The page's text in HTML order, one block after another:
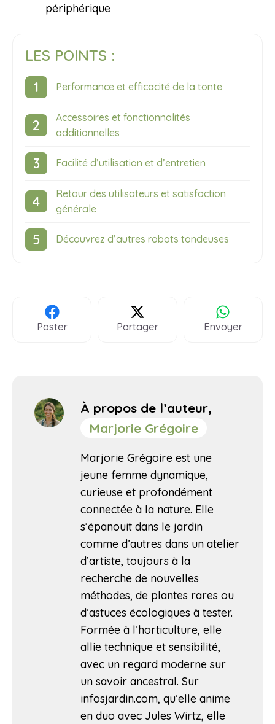
périphérique
LES POINTS :
Performance et efficacité de la tonte
Accessoires et fonctionnalités
additionnelles
Facilité d’utilisation et d’entretien
Retour des utilisateurs et satisfaction
générale
Découvrez d’autres robots tondeuses
Poster Partager Envoyer
À propos de l’auteur,
Marjorie Grégoire
Marjorie Grégoire est une
jeune femme dynamique,
curieuse et profondément
connectée à la nature. Elle
s’épanouit dans le jardin
comme d’autres dans un atelier
d’artiste, toujours à la
recherche de nouvelles
méthodes, de plantes rares ou
d’astuces écologiques à tester.
Formée à l’horticulture, elle
allie technique et sensibilité,
avec un regard moderne sur
un savoir ancestral. Sur
infosjardin.com, qu’elle anime
en duo avec Jules Wirtz, elle